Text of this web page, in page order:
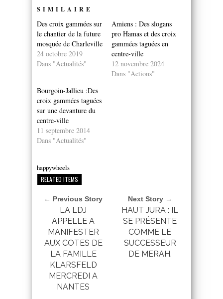
SIMILAIRE
Des croix gammées sur
le chantier de la future
mosquée de Charleville
24 octobre 2019
Dans "Actualités"
Amiens : Des slogans
pro Hamas et des croix
gammées taguées en
centre-ville
12 novembre 2024
Dans "Actions"
Bourgoin-Jallieu :Des
croix gammées taguées
sur une devanture du
centre-ville
11 septembre 2014
Dans "Actualités"
happywheels
RELATED ITEMS
← Previous Story
LA LDJ
APPELLE A
MANIFESTER
AUX COTES DE
LA FAMILLE
KLARSFELD
MERCREDI A
NANTES
Next Story →
HAUT JURA : IL
SE PRÉSENTE
COMME LE
SUCCESSEUR
DE MERAH.